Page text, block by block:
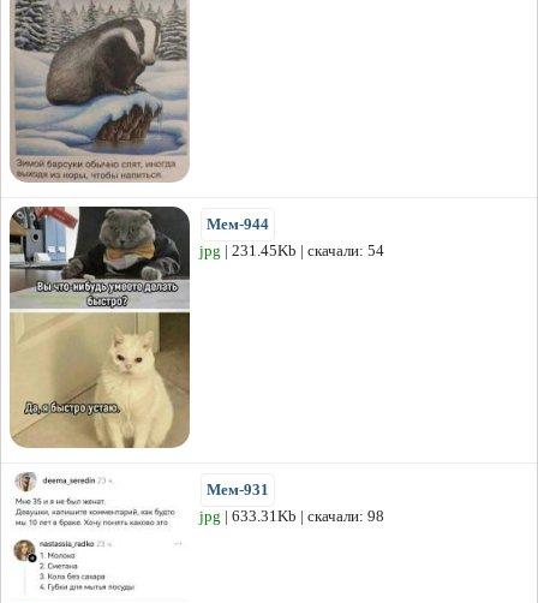
Мем-944
jpg | 231.45Kb | скачали: 54
Мем-931
jpg | 633.31Kb | скачали: 98